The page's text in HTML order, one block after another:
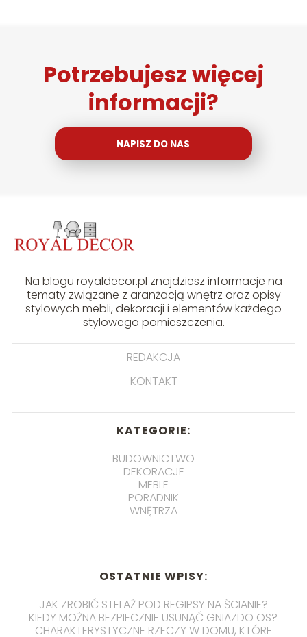
Potrzebujesz więcej
informacji?
NAPISZ DO NAS
Na blogu royaldecor.pl znajdziesz informacje na
tematy związane z aranżacją wnętrz oraz opisy
stylowych mebli, dekoracji i elementów każdego
stylowego pomieszczenia.
REDAKCJA
KONTAKT
KATEGORIE:
BUDOWNICTWO
DEKORACJE
MEBLE
PORADNIK
WNĘTRZA
OSTATNIE WPISY:
JAK ZROBIĆ STELAŻ POD REGIPSY NA ŚCIANIE?
KIEDY MOŻNA BEZPIECZNIE USUNĄĆ GNIAZDO OS?
CHARAKTERYSTYCZNE RZECZY W DOMU, KTÓRE